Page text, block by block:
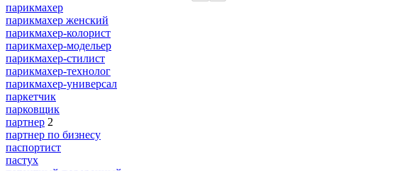
парикмахер
парикмахер женский
парикмахер-колорист
парикмахер-модельер
парикмахер-стилист
парикмахер-технолог
парикмахер-универсал
паркетчик
парковщик
партнер 2
партнер по бизнесу
паспортист
пастух